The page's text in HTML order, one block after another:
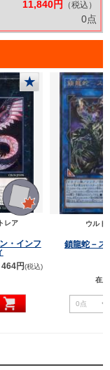
11,840円 （税込）
0点
★
レア
・インフ
464円(税込)
ウルト
鎖龍蛇－ス
在